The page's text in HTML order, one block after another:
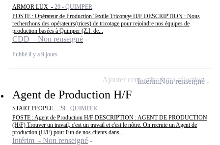
ARMOR LUX - 29 - QUIMPER
POSTE : Opérateur de Production Textile Tricotage H/F DESCRIPTION : Nous
recherchons des opérateurs(trices) de tricotage pour rejoindre nos équipes de
production basées à Quimper (Z.I. de...
CDD - Non renseigné
Publié il y a 9 jours
Agent de Production H/F
START PEOPLE - 29 - QUIMPER
POSTE : Agent de Production H/F DESCRIPTION : AGENT DE PRODUCTION
(H/F) Trouver un travail, c'est un travail et c'est le nôtre. On recrute un Agent de
production (H/F) pour l'un de nos clients dans...
Intérim - Non renseigné
IntérimNon renseigné
Ajouter cette offre à ma sélection